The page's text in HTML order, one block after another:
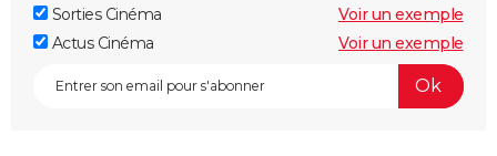
Sorties Cinéma
Voir un exemple
Actus Cinéma
Voir un exemple